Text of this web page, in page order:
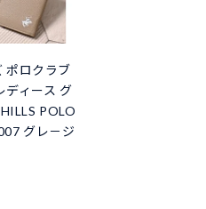
ポロクラブ
ディース グ
POLO
グレ－ジ